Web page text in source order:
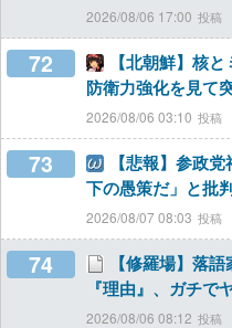
2026/08/06 17:00
72
【北朝鮮】核
防衛力強化を見て
2026/08/06 03:10
73
【悲報】参政
下の愚策だ」と批
2026/08/07 08:03
74
【修羅場】落
『理由』、ガチで
2026/08/06 08:12